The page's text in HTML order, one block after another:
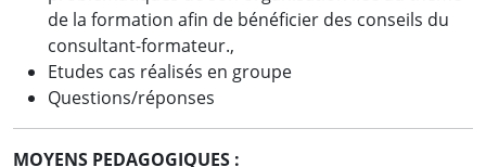
de la formation afin de bénéficier des conseils du
consultant-formateur.,
Etudes cas réalisés en groupe
Questions/réponses
MOYENS PEDAGOGIQUES :